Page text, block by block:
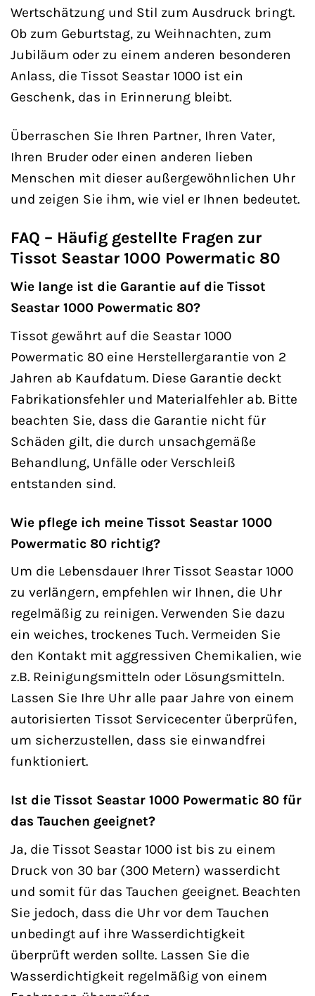
Wertschätzung und Stil zum Ausdruck bringt.
Ob zum Geburtstag, zu Weihnachten, zum
Jubiläum oder zu einem anderen besonderen
Anlass, die Tissot Seastar 1000 ist ein
Geschenk, das in Erinnerung bleibt.
Überraschen Sie Ihren Partner, Ihren Vater,
Ihren Bruder oder einen anderen lieben
Menschen mit dieser außergewöhnlichen Uhr
und zeigen Sie ihm, wie viel er Ihnen bedeutet.
FAQ – Häufig gestellte Fragen zur
Tissot Seastar 1000 Powermatic 80
Wie lange ist die Garantie auf die Tissot
Seastar 1000 Powermatic 80?
Tissot gewährt auf die Seastar 1000
Powermatic 80 eine Herstellergarantie von 2
Jahren ab Kaufdatum. Diese Garantie deckt
Fabrikationsfehler und Materialfehler ab. Bitte
beachten Sie, dass die Garantie nicht für
Schäden gilt, die durch unsachgemäße
Behandlung, Unfälle oder Verschleiß
entstanden sind.
Wie pflege ich meine Tissot Seastar 1000
Powermatic 80 richtig?
Um die Lebensdauer Ihrer Tissot Seastar 1000
zu verlängern, empfehlen wir Ihnen, die Uhr
regelmäßig zu reinigen. Verwenden Sie dazu
ein weiches, trockenes Tuch. Vermeiden Sie
den Kontakt mit aggressiven Chemikalien, wie
z.B. Reinigungsmitteln oder Lösungsmitteln.
Lassen Sie Ihre Uhr alle paar Jahre von einem
autorisierten Tissot Servicecenter überprüfen,
um sicherzustellen, dass sie einwandfrei
funktioniert.
Ist die Tissot Seastar 1000 Powermatic 80 für
das Tauchen geeignet?
Ja, die Tissot Seastar 1000 ist bis zu einem
Druck von 30 bar (300 Metern) wasserdicht
und somit für das Tauchen geeignet. Beachten
Sie jedoch, dass die Uhr vor dem Tauchen
unbedingt auf ihre Wasserdichtigkeit
überprüft werden sollte. Lassen Sie die
Wasserdichtigkeit regelmäßig von einem